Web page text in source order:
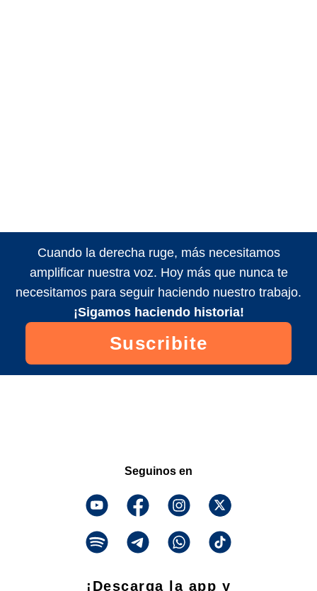
Cuando la derecha ruge, más necesitamos
amplificar nuestra voz. Hoy más que nunca te
necesitamos para seguir haciendo nuestro trabajo.
¡Sigamos haciendo historia!
Suscribite
Seguinos en
¡Descarga la app y